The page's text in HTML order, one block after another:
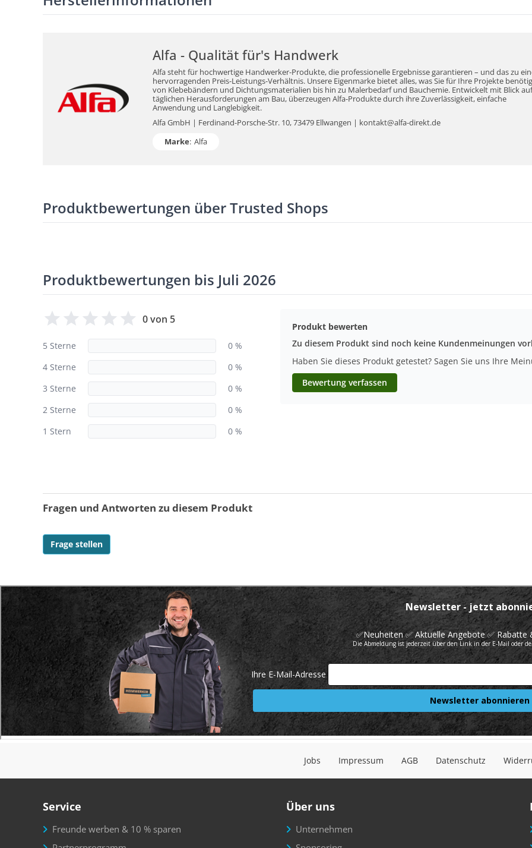
Alfa - Qualität für's Handwerk
Alfa steht für hochwertige Handwerker-Produkte, die professionelle Ergebnisse garantieren – und das zu
hervorragenden Preis-Leistungs-Verhältnis. Unsere Eigenmarke bietet alles, was Sie für Ihre Projekte
von Klebebändern und Dichtungsmaterialien bis hin zu Malerbedarf und Bauchemie. Entwickelt mit Blick
täglichen Herausforderungen am Bau, überzeugen Alfa-Produkte durch ihre Zuverlässigkeit, einfache
Anwendung und Langlebigkeit.
Alfa GmbH | Ferdinand-Porsche-Str. 10, 73479 Ellwangen | kontakt@alfa-direkt.de
Marke: Alfa
Produktbewertungen über Trusted Shops
Produktbewertungen bis Juli 2026
0 von 5
5 Sterne
0 %
4 Sterne
0 %
3 Sterne
0 %
2 Sterne
0 %
1 Stern
0 %
Produkt bewerten
Zu diesem Produkt sind noch keine Kundenmeinungen
Haben Sie dieses Produkt getestet? Sagen Sie uns Ihre
Bewertung verfassen
Fragen und Antworten zu diesem Produkt
Frage stellen
Jobs Impressum AGB Datenschutz
Service
Freunde werben & 10 % sparen
Über uns
Unternehmen